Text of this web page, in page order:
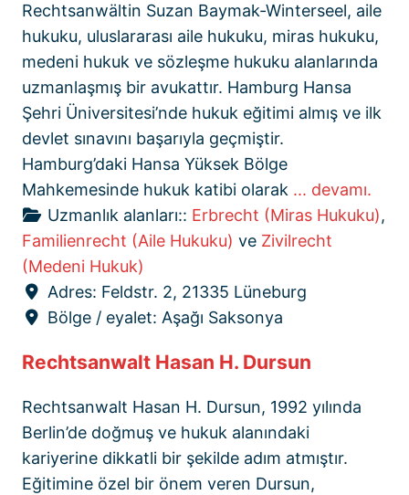
Rechtsanwältin Suzan Baymak-Winterseel, aile
hukuku, uluslararası aile hukuku, miras hukuku,
medeni hukuk ve sözleşme hukuku alanlarında
uzmanlaşmış bir avukattır. Hamburg Hansa
Şehri Üniversitesi’nde hukuk eğitimi almış ve ilk
devlet sınavını başarıyla geçmiştir.
Hamburg’daki Hansa Yüksek Bölge
Mahkemesinde hukuk katibi olarak ... devamı.
Uzmanlık alanları:: Erbrecht (Miras Hukuku),
Familienrecht (Aile Hukuku) ve Zivilrecht
(Medeni Hukuk)
Adres: Feldstr. 2, 21335 Lüneburg
Bölge / eyalet: Aşağı Saksonya
Rechtsanwalt Hasan H. Dursun
Rechtsanwalt Hasan H. Dursun, 1992 yılında
Berlin’de doğmuş ve hukuk alanındaki
kariyerine dikkatli bir şekilde adım atmıştır.
Eğitimine özel bir önem veren Dursun,